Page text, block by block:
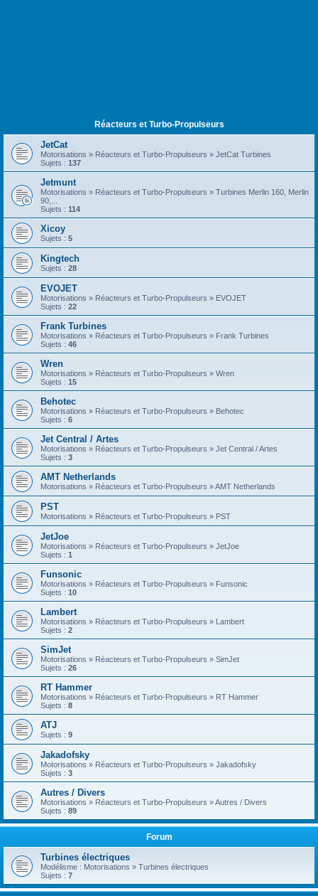
Réacteurs et Turbo-Propulseurs
JetCat
Motorisations » Réacteurs et Turbo-Propulseurs » JetCat Turbines
Sujets : 137
Jetmunt
Motorisations » Réacteurs et Turbo-Propulseurs » Turbines Merlin 160, Merlin
90,...
Sujets : 114
Xicoy
Sujets : 5
Kingtech
Sujets : 28
EVOJET
Motorisations » Réacteurs et Turbo-Propulseurs » EVOJET
Sujets : 22
Frank Turbines
Motorisations » Réacteurs et Turbo-Propulseurs » Frank Turbines
Sujets : 46
Wren
Motorisations » Réacteurs et Turbo-Propulseurs » Wren
Sujets : 15
Behotec
Motorisations » Réacteurs et Turbo-Propulseurs » Behotec
Sujets : 6
Jet Central / Artes
Motorisations » Réacteurs et Turbo-Propulseurs » Jet Central / Artes
Sujets : 3
AMT Netherlands
Motorisations » Réacteurs et Turbo-Propulseurs » AMT Netherlands
PST
Motorisations » Réacteurs et Turbo-Propulseurs » PST
JetJoe
Motorisations » Réacteurs et Turbo-Propulseurs » JetJoe
Sujets : 1
Funsonic
Motorisations » Réacteurs et Turbo-Propulseurs » Funsonic
Sujets : 10
Lambert
Motorisations » Réacteurs et Turbo-Propulseurs » Lambert
Sujets : 2
SimJet
Motorisations » Réacteurs et Turbo-Propulseurs » SimJet
Sujets : 26
RT Hammer
Motorisations » Réacteurs et Turbo-Propulseurs » RT Hammer
Sujets : 8
ATJ
Sujets : 9
Jakadofsky
Motorisations » Réacteurs et Turbo-Propulseurs » Jakadofsky
Sujets : 3
Autres / Divers
Motorisations » Réacteurs et Turbo-Propulseurs » Autres / Divers
Sujets : 89
Forum
Turbines électriques
Modélisme : Motorisations » Turbines électriques
Sujets : 7